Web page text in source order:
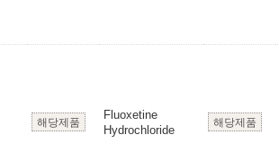
해당제품
Fluoxetine
Hydrochloride
해당제품